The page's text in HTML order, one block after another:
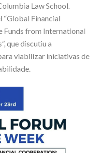
Law School.
“Global Financial
from International
que discutiu a
viabilizar iniciativas de